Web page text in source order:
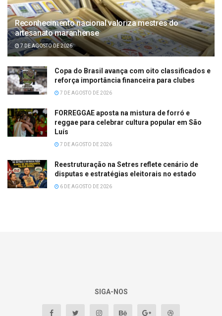
Reconhecimento nacional valoriza mestres do
artesanato maranhense
7 DE AGOSTO DE 2026
Copa do Brasil avança com oito classificados e
reforça importância financeira para clubes
7 DE AGOSTO DE 2026
FORREGGAE aposta na mistura de forró e
reggae para celebrar cultura popular em São
Luís
7 DE AGOSTO DE 2026
Reestruturação na Setres reflete cenário de
disputas e estratégias eleitorais no estado
6 DE AGOSTO DE 2026
SIGA-NOS